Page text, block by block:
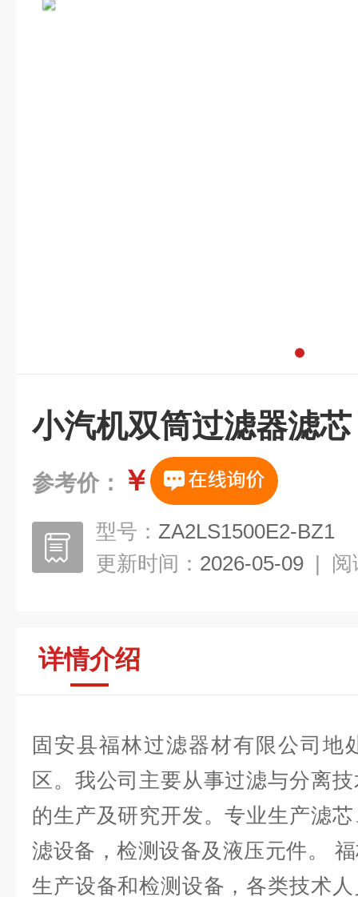
小汽机双筒过滤器滤芯
参考价： ￥
型号： ZA2LS1500E2-BZ1
更新时间： 2026-05-09 | 阅
详情介绍
固安县福林过滤器材有限公司地
区。我公司主要从事过滤与分离
的生产及研究开发。专业生产滤
滤设备，检测设备及液压元件。
生产设备和检测设备，各类技术